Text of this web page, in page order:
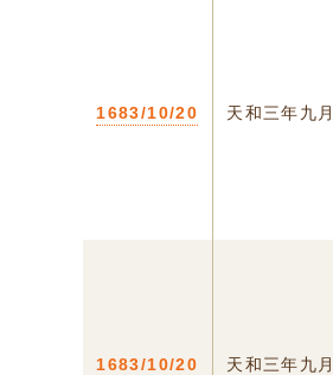
1683/10/20 天和三年九
1683/10/20 天和三年九